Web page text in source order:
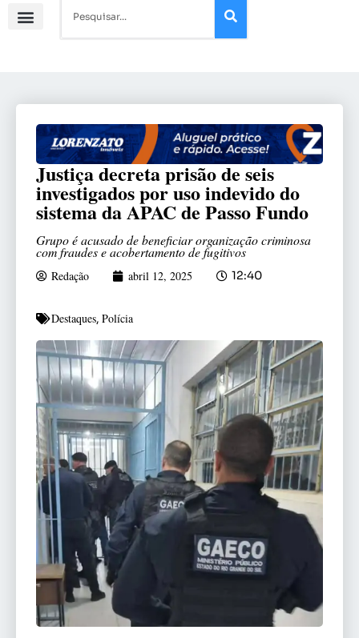
Justiça decreta prisão de seis
investigados por uso indevido do
sistema da APAC de Passo Fundo
Grupo é acusado de beneficiar organização criminosa
com fraudes e acobertamento de fugitivos
Redação abril 12, 2025 12:40
Destaques, Polícia